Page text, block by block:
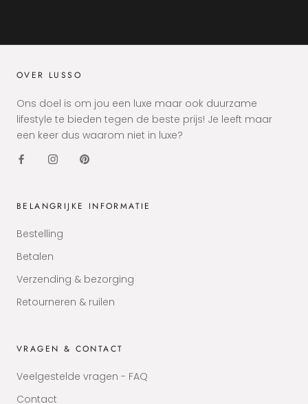
OVER LUSSO
Ons doel is om jou een luxe maar ook duurzame
lifestyle te bieden tegen de beste prijs! Je leeft maar
een keer dus waarom niet in luxe?
BELANGRIJKE INFORMATIE
Bestelling
Betalen
Verzending & bezorging
Retourneren & ruilen
VRAGEN & CONTACT
Veelgestelde vragen - FAQ
Contact